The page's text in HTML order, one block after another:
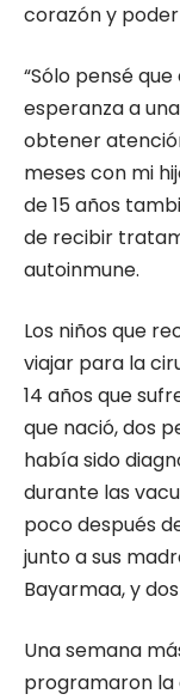
corazón y
“Sólo pensé
esperanza a
obtener
meses con mi
de 15 años
de recibir
autoinmune.
Los niños que
viajar para la
14 años que
que nació, dos
había sido
durante las
poco después
junto a sus
Bayarmaa, y
Una semana
programaron